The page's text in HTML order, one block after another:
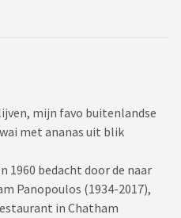
mijn favo buitenlandse
met ananas uit blik
1960 bedacht door de naar
Panopoulos (1934-2017),
in Chatham